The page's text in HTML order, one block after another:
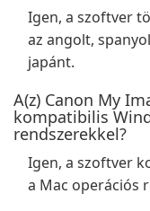
Igen, a szoftver
az angolt,
japánt.
A(z) Canon My
kompatibilis
rendszerekkel?
Igen, a szoftver
a Mac operációs